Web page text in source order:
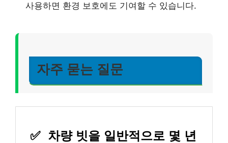
사용하면 환경 보호에도 기여할 수 있습니다.
자주 묻는 질문
✅ 차량 빗을 일반적으로 몇 년